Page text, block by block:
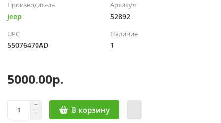
Производитель
Jeep
Артикул
52892
UPC
55076470AD
Наличие
1
5000.00р.
В корзину